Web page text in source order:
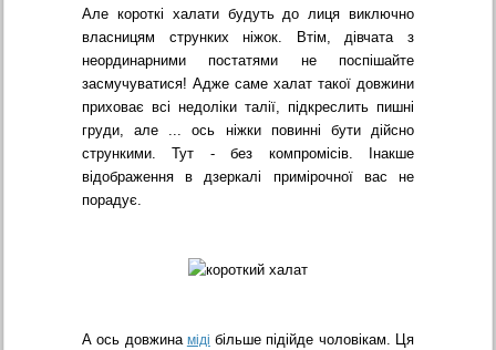
Але короткі халати будуть до лиця виключно
власницям струнких ніжок. Втім, дівчата з
неординарними постатями не поспішайте
засмучуватися! Адже саме халат такої довжини
приховає всі недоліки талії, підкреслить пишні
груди, але ... ось ніжки повинні бути дійсно
стрункими. Тут - без компромісів. Інакше
відображення в дзеркалі примірочної вас не
порадує.
А ось довжина міді більше підійде чоловікам. Ця